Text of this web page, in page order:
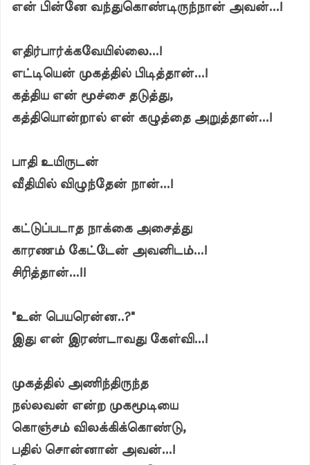
என் பின்னே வந்துகொண்டிருந்நான் அவன்...!
எதிர்பார்க்கவேயில்லை...!
எட்டியென் முகத்தில் பிடித்தான்...!
கத்திய என் மூச்சை தடுத்து,
கத்தியொன்றால் என் கழுத்தை அறுத்தான்...!
பாதி உயிருடன்
வீதியில் விழுந்தேன் நான்...!
கட்டுப்படாத நாக்கை அசைத்து
காரணம் கேட்டேன் அவனிடம்...!
சிரித்தான்...!!
"உன் பெயரென்ன..?"
இது என் இரண்டாவது கேள்வி...!
முகத்தில் அணிந்திருந்த
நல்லவன் என்ற முகமூடியை
கொஞ்சம் விலக்கிக்கொண்டு,
பதில் சொன்னான் அவன்...!